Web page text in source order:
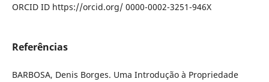
ORCID ID https://orcid.org/ 0000-0002-3251-946X
Referências
BARBOSA, Denis Borges. Uma Introdução à Propriedade